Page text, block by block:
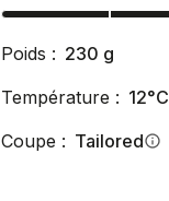
Poids : 230 g
Température :
Coupe : Tailoredinfo